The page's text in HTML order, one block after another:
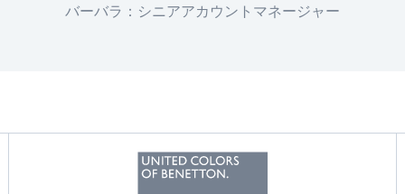
バーバラ：シニアアカウントマネージャー